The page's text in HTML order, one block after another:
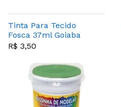
Tinta Para Tecido
Fosca 37ml Goiaba
Queimada - Acrilex
R$ 3,50